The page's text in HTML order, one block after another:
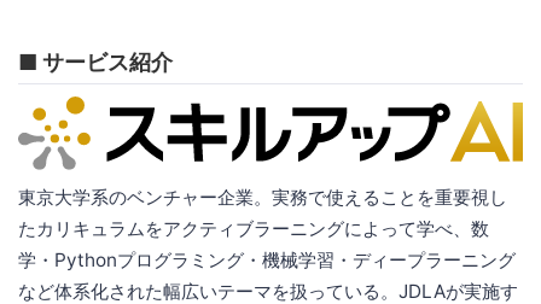
■ サービス紹介
東京大学系のベンチャー企業。実務で使えることを重要視し
たカリキュラムをアクティブラーニングによって学べ、数
学・Pythonプログラミング・機械学習・ディープラーニング
など体系化された幅広いテーマを扱っている。JDLAが実施す